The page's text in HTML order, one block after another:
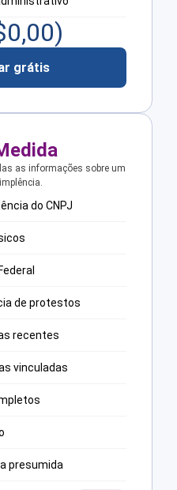
0,00)
grátis
as informações sobre um
do CNPJ
de protestos
recentes
vinculadas
presumida